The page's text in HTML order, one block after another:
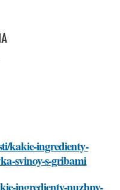
kakie-ingredienty-
svinoy-s-gribami
ingredienty-nuzhny-